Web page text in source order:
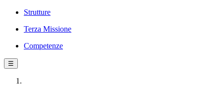
Strutture
Terza Missione
Competenze
☰